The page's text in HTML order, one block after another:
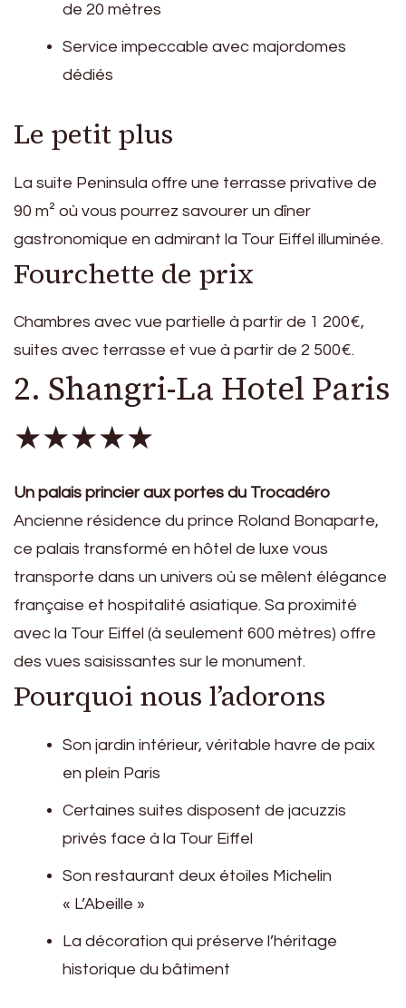
de 20 mètres
Service impeccable avec majordomes
dédiés
Le petit plus
La suite Peninsula offre une terrasse privative de
90 m² où vous pourrez savourer un dîner
gastronomique en admirant la Tour Eiffel illuminée.
Fourchette de prix
Chambres avec vue partielle à partir de 1 200€,
suites avec terrasse et vue à partir de 2 500€.
2. Shangri-La Hotel Paris
★★★★★
Un palais princier aux portes du Trocadéro
Ancienne résidence du prince Roland Bonaparte,
ce palais transformé en hôtel de luxe vous
transporte dans un univers où se mêlent élégance
française et hospitalité asiatique. Sa proximité
avec la Tour Eiffel (à seulement 600 mètres) offre
des vues saisissantes sur le monument.
Pourquoi nous l’adorons
Son jardin intérieur, véritable havre de paix
en plein Paris
Certaines suites disposent de jacuzzis
privés face à la Tour Eiffel
Son restaurant deux étoiles Michelin
« L’Abeille »
La décoration qui préserve l’héritage
historique du bâtiment